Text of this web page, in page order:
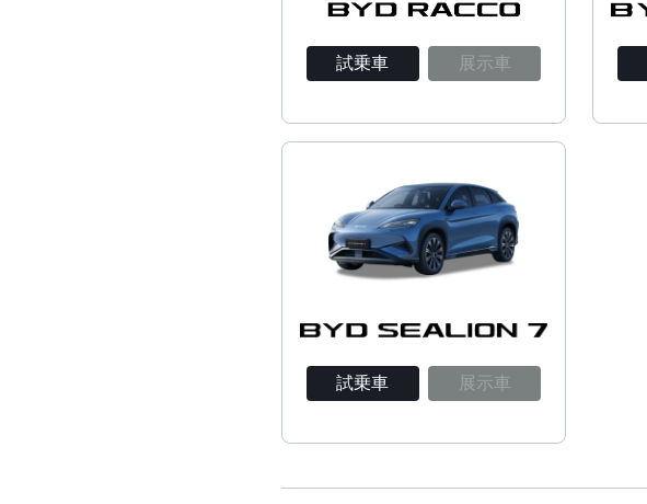
試乗車 展示車
試乗車 展示車